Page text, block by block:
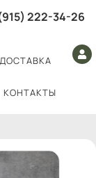
222-34-26
ДОСТАВКА
КОНТАКТЫ